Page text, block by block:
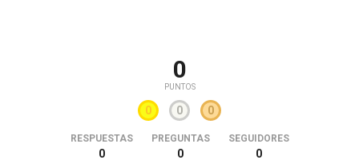
0
PUNTOS
0 0 0
RESPUESTAS
0
PREGUNTAS
0
SEGUIDORES
0